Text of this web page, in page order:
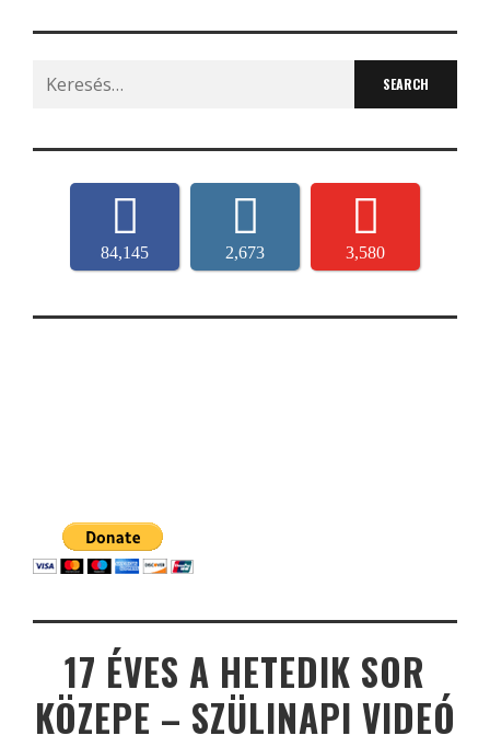
Search
for:
84,145 2,673 3,580
17 ÉVES A HETEDIK SOR
KÖZEPE – SZÜLINAPI VIDEÓ